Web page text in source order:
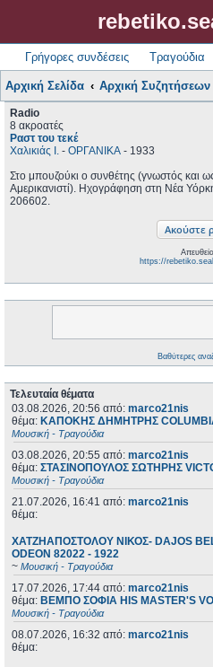
Γρήγορες συνδέσεις Τραγούδια
Αρχική Σελίδα Αρχική Συζητήσεων
Radio
8 ακροατές
Ραστ του τεκέ
Χαλικιάς Ι. - ΟΡΓΑΝΙΚΑ - 1933
Στο μπουζούκι ο συνθέτης (γνωστός και
Αμερικανιστί). Ηχογράφηση στη Νέα
206602.
https://
Βαθύτερες
Τελευταία θέματα
03.08.2026, 20:56 από: marco21nis
θέμα: ΚΑΠΟΚΗΣ ΔΗΜΗΤΡΗΣ
Μουσική - Τραγούδια
03.08.2026, 20:55 από: marco21nis
θέμα: ΣΤΑΣΙΝΟΠΟΥΛΟΣ ΣΩΤΗΡΗΣ
Μουσική - Τραγούδια
21.07.2026, 16:41 από: marco21nis
θέμα:
ΧΑΤΖΗΑΠΟΣΤΟΛΟΥ ΝΙΚΟΣ- DAJOS
ODEON 82022 - 1922
~ Μουσική - Τραγούδια
17.07.2026, 17:44 από: marco21nis
θέμα: ΒΕΜΠΟ ΣΟΦΙΑ HIS MASTER'S
Μουσική - Τραγούδια
08.07.2026, 16:32 από: marco21nis
θέμα: